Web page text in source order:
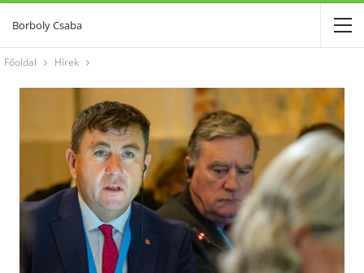
Borboly Csaba
Főoldal Hírek